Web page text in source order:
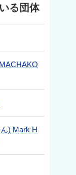
る団体
) Mark H